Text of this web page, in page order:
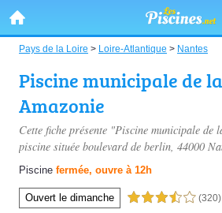
Pays de la Loire > Loire-Atlantique > Nantes
Piscine municipale de
Amazonie
Cette fiche présente "Piscine municipale de
piscine située boulevard de berlin, 44000
Piscine fermée, ouvre à 12h
Ouvert le dimanche 3,5 étoiles sur 5 (320)